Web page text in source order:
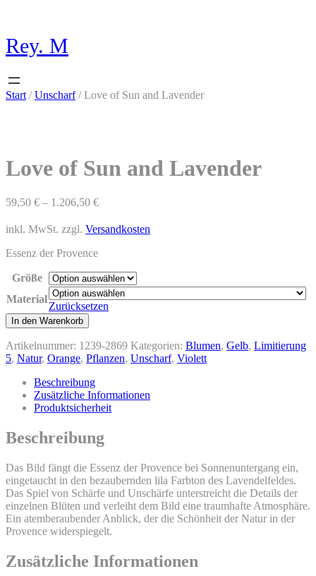
springen
Rey. M
Start /Unscharf/ Love of Sun and Lavender
Love of Sun and Lavender
59,50 € – 1.206,50 €
inkl. MwSt. zzgl. Versandkosten
Essenz der Provence
Größe
Material
Zurücksetzen
Love
of
Sun
and
Menge
In den Warenkorb
Artikelnummer: 1239-2869 Kategorien: Blumen, Gelb, Limitierung
5, Natur, Orange, Pflanzen, Unscharf, Violett
Beschreibung
Zusätzliche Informationen
Produktsicherheit
Beschreibung
Das Bild fängt die Essenz der Provence bei Sonnenuntergang ein,
eingetaucht in den bezaubernden lila Farbton des Lavendelfeldes.
Das Spiel von Schärfe und Unschärfe unterstreicht die Details der
einzelnen Blüten und verleiht dem Bild eine traumhafte Atmosphäre.
Ein atemberaubender Anblick, der die Schönheit der Natur in der
Provence widerspiegelt.
Zusätzliche Informationen